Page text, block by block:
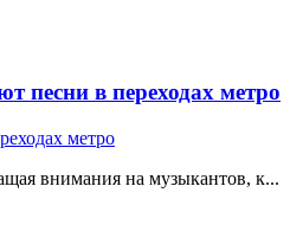
песни в переходах метро
внимания на музыкантов, к...